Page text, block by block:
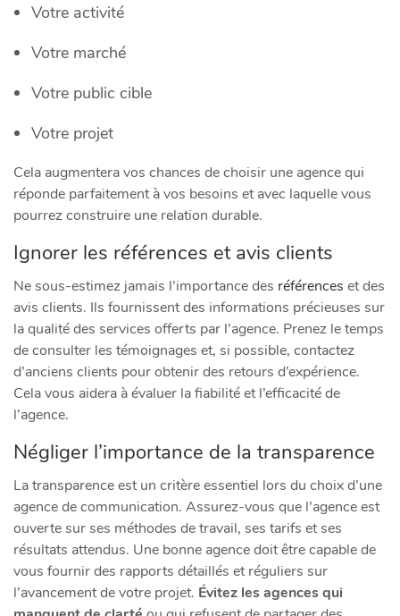
Votre activité
Votre marché
Votre public cible
Votre projet
Cela augmentera vos chances de choisir une agence qui
réponde parfaitement à vos besoins et avec laquelle vous
pourrez construire une relation durable.
Ignorer les références et avis clients
Ne sous-estimez jamais l’importance des références et des
avis clients. Ils fournissent des informations précieuses sur
la qualité des services offerts par l’agence. Prenez le temps
de consulter les témoignages et, si possible, contactez
d’anciens clients pour obtenir des retours d’expérience.
Cela vous aidera à évaluer la fiabilité et l’efficacité de
l’agence.
Négliger l’importance de la transparence
La transparence est un critère essentiel lors du choix d’une
agence de communication. Assurez-vous que l’agence est
ouverte sur ses méthodes de travail, ses tarifs et ses
résultats attendus. Une bonne agence doit être capable de
vous fournir des rapports détaillés et réguliers sur
l’avancement de votre projet. Évitez les agences qui